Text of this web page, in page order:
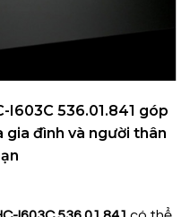
I603C 536.01.841 góp
gia đình và người thân